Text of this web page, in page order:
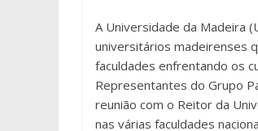
A Universidade da Madeira
universitários madeirenses
faculdades enfrentando os
Representantes do Grupo
reunião com o Reitor da
nas várias faculdades